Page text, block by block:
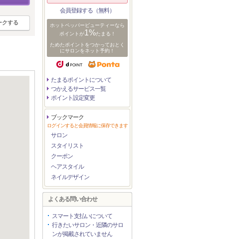
クする
会員登録する（無料）
ホットペッパービューティーなら
ポイントが1%たまる！
ためたポイントをつかっておとく
にサロンをネット予約！
たまるポイントについて
つかえるサービス一覧
ポイント設定変更
ブックマーク
ログインすると会員情報に保存できます
サロン
スタイリスト
クーポン
ヘアスタイル
ネイルデザイン
よくある問い合わせ
スマート支払いについて
行きたいサロン・近隣のサロ
ンが掲載されていません